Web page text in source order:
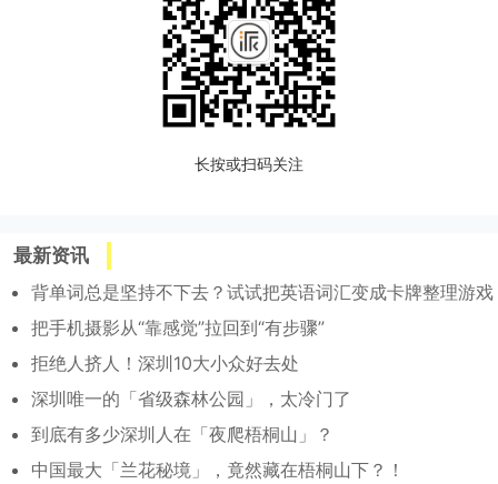
长按或扫码关注
最新资讯
背单词总是坚持不下去？试试把英语词汇变成卡牌整理游戏
把手机摄影从“靠感觉”拉回到“有步骤”
拒绝人挤人！深圳10大小众好去处
深圳唯一的「省级森林公园」，太冷门了
到底有多少深圳人在「夜爬梧桐山」？
中国最大「兰花秘境」，竟然藏在梧桐山下？！